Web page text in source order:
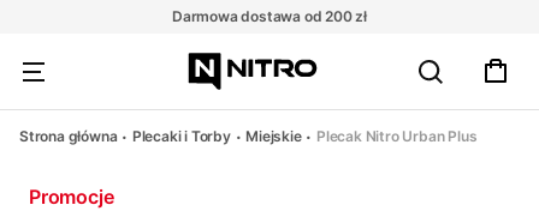
Darmowa dostawa od 200 zł
Strona główna Plecaki i Torby Miejskie Plecak Nitro Urban Plus
Promocje